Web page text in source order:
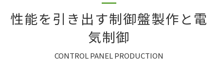
性能を引き出す制御盤製作と電
気制御
CONTROL PANEL PRODUCTION